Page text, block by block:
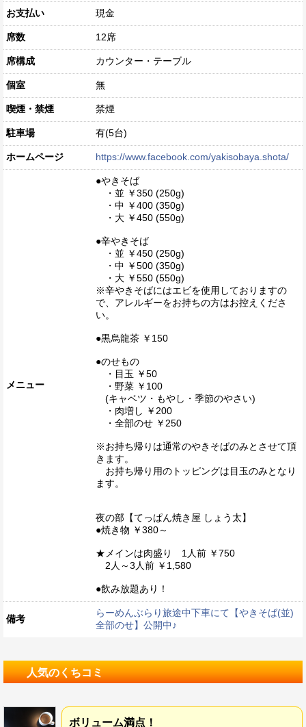
お支払い 現金
席数 12席
席構成 カウンター・テーブル
個室 無
喫煙・禁煙 禁煙
駐車場 有(5台)
ホームページ https://www.facebook.com/yakisobaya.shota/
メニュー
●やきそば
・並 ￥350 (250g)
・中 ￥400 (350g)
・大 ￥450 (550g)
●辛やきそば
・並 ￥450 (250g)
・中 ￥500 (350g)
・大 ￥550 (550g)
※辛やきそばにはエビを使用しておりますの
で、アレルギーをお持ちの方はお控えくださ
い。
●黒烏龍茶 ￥150
●のせもの
・目玉 ￥50
・野菜 ￥100
(キャベツ・もやし・季節のやさい)
・肉増し ￥200
・全部のせ ￥250
※お持ち帰りは通常のやきそばのみとさせて頂
きます。
お持ち帰り用のトッピングは目玉のみとなり
ます。
夜の部【てっぱん焼き屋 しょう太】
●焼き物 ￥380～
★メインは肉盛り 1人前 ￥750
2人～3人前 ￥1,580
●飲み放題あり！
備考
らーめんぶらり旅途中下車にて【やきそば(並)
全部のせ】公開中♪
人気のくちコミ
ボリューム満点！